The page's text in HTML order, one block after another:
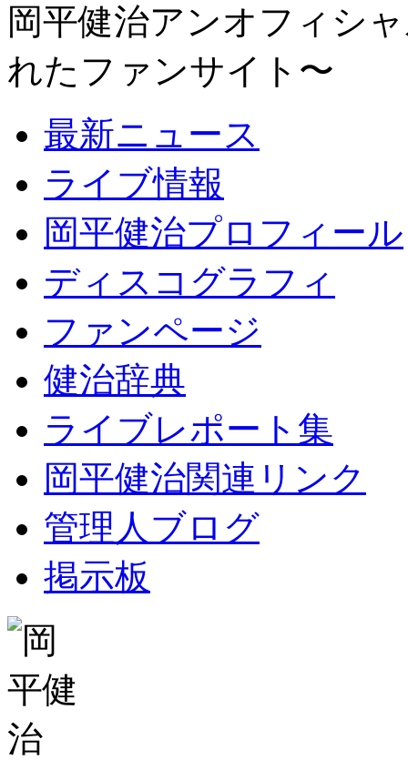
岡平健治アンオフィシ
れたファンサイト〜
最新ニュース
ライブ情報
岡平健治プロフィール
ディスコグラフィ
ファンページ
健治辞典
ライブレポート集
岡平健治関連リンク
管理人ブログ
掲示板